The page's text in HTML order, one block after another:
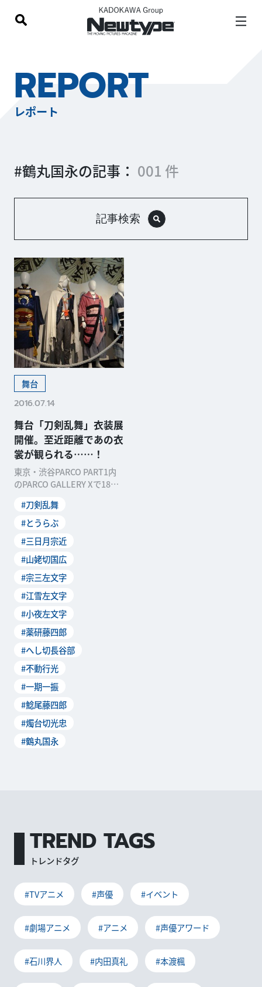
REPORT
レポート
#鶴丸国永の記事： 001 件
記事検索
舞台
2016.07.14
舞台「刀剣乱舞」衣装展
開催。至近距離であの衣
裳が観られる……！
東京・渋谷PARCO PART1内
のPARCO GALLERY Xで18日
#刀剣乱舞
#とうらぶ
#三日月宗近
#山姥切国広
#宗三左文字
#江雪左文字
#小夜左文字
#薬研藤四郎
#へし切長谷部
#不動行光
#一期一振
#鯰尾藤四郎
#燭台切光忠
#鶴丸国永
TREND TAGS
トレンドタグ
#TVアニメ #声優 #イベント
#劇場アニメ #アニメ #声優アワード
#石川界人 #内田真礼 #本渡楓